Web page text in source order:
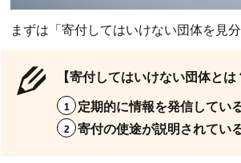
情報
てい
るか
1.2
まずは「寄付してはいけない団体を見
【寄付してはいけない団体と
定期的に情報を発信してい
寄付の使途が説明されてい